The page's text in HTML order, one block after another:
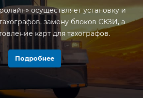
осуществляет установку и
замену блоков СКЗИ, а
карт для тахографов.
Подробнее